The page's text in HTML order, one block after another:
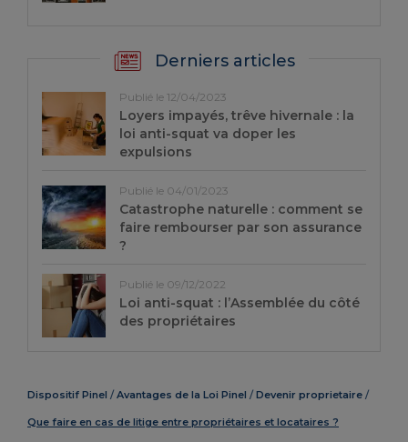
Dispositif Pinel Avantages de la Loi Pinel Devenir proprietaire
Que faire en cas de litige entre propriétaires et locataires ?
Derniers articles
Publié le 12/04/2023
Loyers impayés, trêve hivernale : la
loi anti-squat va doper les
expulsions
Publié le 04/01/2023
Catastrophe naturelle : comment se
faire rembourser par son assurance
?
Publié le 09/12/2022
Loi anti-squat : l’Assemblée du côté
des propriétaires